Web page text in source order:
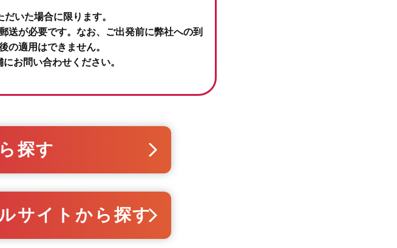
いた場合に限ります。
が必要です。なお、ご出発前に弊社への到
の適用はできません。
お問い合わせください。
探す
サイトから探す